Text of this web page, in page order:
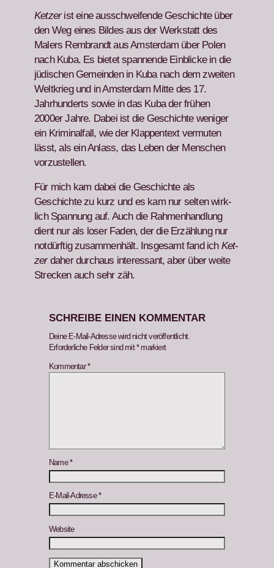
Ket­zerist eine auss­chweifende Geschichte über
den Weg eines Bildes aus der Werk­statt des
Malers Rem­brandt aus Ams­ter­dam über Polen
nach Kuba. Es bietet span­nende Ein­blicke in die
jüdis­chen Gemein­den in Kuba nach dem zweit­en
Weltkrieg und in Ams­ter­dam Mitte des 17.
Jahrhun­derts sowie in das Kuba der frühen
2000er Jahre. Dabei ist die Geschichte weniger
ein Krim­i­nal­fall, wie der Klap­pen­text ver­muten
lässt, als ein Anlass, das Leben der Men­schen
vorzustellen.
Für mich kam dabei die Geschichte als
Geschichte zu kurz und es kam nur sel­ten wirk­
lich Span­nung auf. Auch die Rah­men­hand­lung
dient nur als los­er Faden, der die Erzäh­lung nur
not­dürftig zusam­men­hält. Ins­ge­samt fand ich Ket­
zerdaher dur­chaus inter­es­sant, aber über weite
Streck­en auch sehr zäh.
SCHREIBE EINEN KOMMENTAR
Deine E-Mail-Adresse wird nicht veröffentlicht.
Erforderliche Felder sind mit*markiert
Kommentar*
Name*
E-Mail-Adresse*
Website